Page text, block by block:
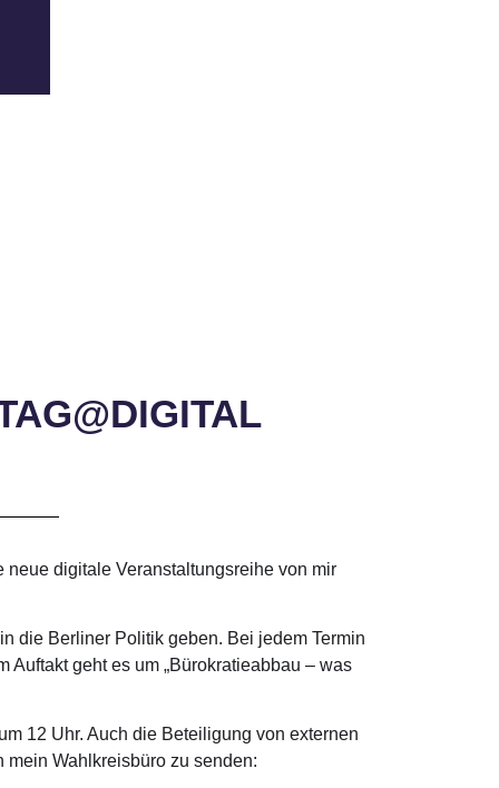
neue digitale Veranstaltungsreihe von mir
die Berliner Politik geben. Bei jedem Termin
geht es um „Bürokratieabbau – was
12 Uhr. Auch die Beteiligung von externen
Wahlkreisbüro zu senden: